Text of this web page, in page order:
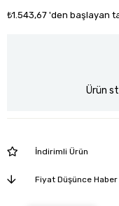
₺1.543,67 'den başlayan
Ürün
İndirimli Ürün
Fiyat Düşünce Haber